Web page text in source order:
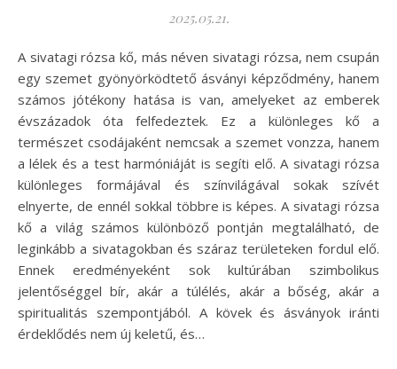
2025.05.21.
A sivatagi rózsa kő, más néven sivatagi rózsa, nem csupán
egy szemet gyönyörködtető ásványi képződmény, hanem
számos jótékony hatása is van, amelyeket az emberek
évszázadok óta felfedeztek. Ez a különleges kő a
természet csodájaként nemcsak a szemet vonzza, hanem
a lélek és a test harmóniáját is segíti elő. A sivatagi rózsa
különleges formájával és színvilágával sokak szívét
elnyerte, de ennél sokkal többre is képes. A sivatagi rózsa
kő a világ számos különböző pontján megtalálható, de
leginkább a sivatagokban és száraz területeken fordul elő.
Ennek eredményeként sok kultúrában szimbolikus
jelentőséggel bír, akár a túlélés, akár a bőség, akár a
spiritualitás szempontjából. A kövek és ásványok iránti
érdeklődés nem új keletű, és…